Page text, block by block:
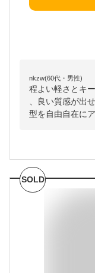
nkzw(60代・男性)
程よい軽さとキ
、良い質感が出
型を自由自在に
SOLD